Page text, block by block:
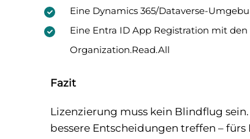
Eine Dynamics 365/Dataverse-
Eine Entra ID App Registration mit den
Organization.Read.All
Fazit
Lizenzierung muss kein Blindflug
bessere Entscheidungen treffen –